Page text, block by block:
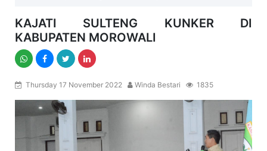
KAJATI SULTENG KUNKER DI
KABUPATEN MOROWALI
Thursday 17 November 2022 Winda Bestari 1835